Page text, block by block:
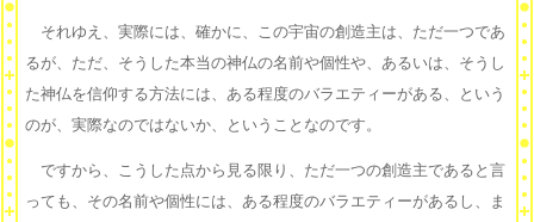
それゆえ、実際には、確かに、この宇宙の創造主は、ただ一つであ
るが、ただ、そうした本当の神仏の名前や個性や、あるいは、そうし
た神仏を信仰する方法には、ある程度のバラエティーがある、という
のが、実際なのではないか、ということなのです。
ですから、こうした点から見る限り、ただ一つの創造主であると言
っても、その名前や個性には、ある程度のバラエティーがあるし、ま